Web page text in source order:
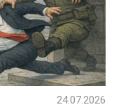
24.07.2026